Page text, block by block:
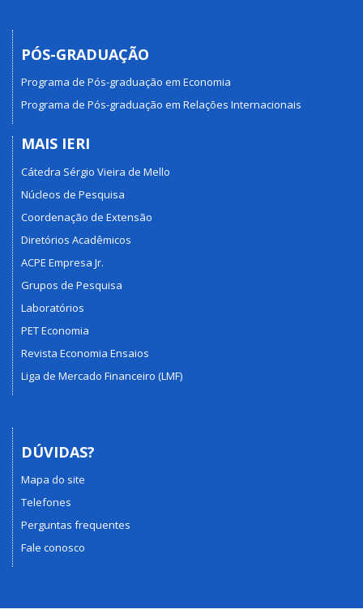
PÓS-GRADUAÇÃO
Programa de Pós-graduação em Economia
Programa de Pós-graduação em Relações Internacionais
MAIS IERI
Cátedra Sérgio Vieira de Mello
Núcleos de Pesquisa
Coordenação de Extensão
Diretórios Acadêmicos
ACPE Empresa Jr.
Grupos de Pesquisa
Laboratórios
PET Economia
Revista Economia Ensaios
Liga de Mercado Financeiro (LMF)
DÚVIDAS?
Mapa do site
Telefones
Perguntas frequentes
Fale conosco